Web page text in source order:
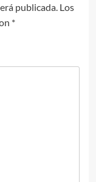
publicada. Los
*